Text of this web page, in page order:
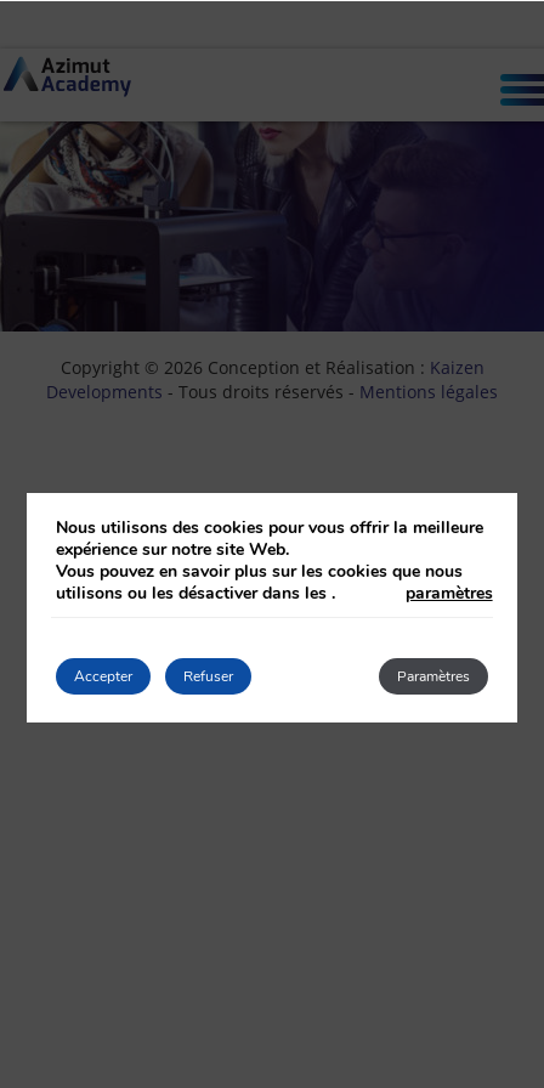
picture-formation-mobile
Copyright © 2026 Conception et Réalisation : Kaizen
Developments - Tous droits réservés - Mentions légales
Nous utilisons des cookies pour vous offrir la meilleure
expérience sur notre site Web.
Vous pouvez en savoir plus sur les cookies que nous
utilisons ou les désactiver dans les
paramètres
.
Accepter Paramètres
Refuser